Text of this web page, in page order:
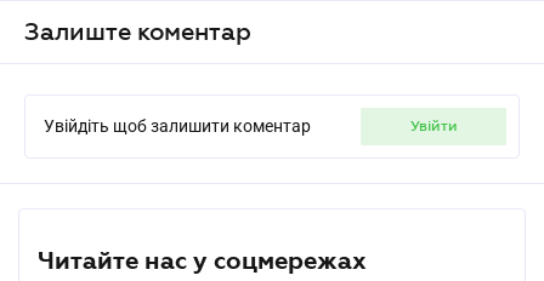
Залиште коментар
Увійдіть щоб залишити коментар увійти
Читайте нас у соцмережах